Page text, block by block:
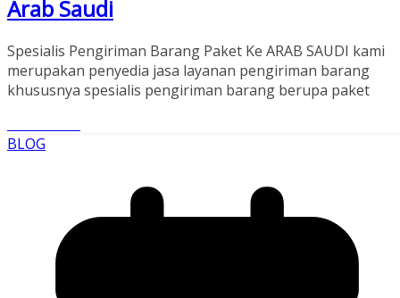
Arab Saudi
Spesialis Pengiriman Barang Paket Ke ARAB SAUDI kami
merupakan penyedia jasa layanan pengiriman barang
khususnya spesialis pengiriman barang berupa paket
BLOG